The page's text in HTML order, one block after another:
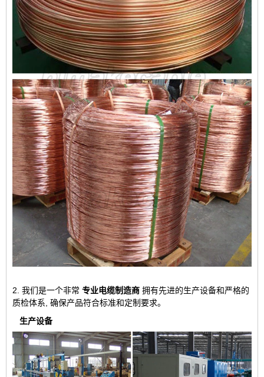
2. 我们是一个非常 专业电缆制造商 拥有先进的生产设备和严格的
质检体系, 确保产品符合标准和定制要求。
生产设备